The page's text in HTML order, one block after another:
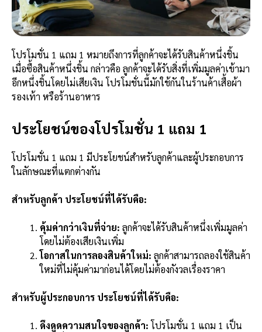
โปรโมชั่น 1 แถม 1 หมายถึงการที่ลูกค้าจะได้รับสินค้าหนึ่งชิ้น
เมื่อซื้อสินค้าหนึ่งชิ้น กล่าวคือ ลูกค้าจะได้รับสิ่งที่เพิ่มมูลค่าเข้ามา
อีกหนึ่งชิ้นโดยไม่เสียเงิน โปรโมชั่นนี้มักใช้กันในร้านค้าเสื้อผ้า
รองเท้า หรือร้านอาหาร
ประโยชน์ของโปรโมชั่น 1 แถม 1
โปรโมชั่น 1 แถม 1 มีประโยชน์สำหรับลูกค้าและผู้ประกอบการ
ในลักษณะที่แตกต่างกัน
สำหรับลูกค้า ประโยชน์ที่ได้รับคือ:
คุ้มค่ากว่าเงินที่จ่าย: ลูกค้าจะได้รับสินค้าหนึ่งเพิ่มมูลค่า
โดยไม่ต้องเสียเงินเพิ่ม
โอกาสในการลองสินค้าใหม่: ลูกค้าสามารถลองใช้สินค้า
ใหม่ที่ไม่คุ้มค่ามาก่อนได้โดยไม่ต้องกังวลเรื่องราคา
สำหรับผู้ประกอบการ ประโยชน์ที่ได้รับคือ:
ดึงดูดความสนใจของลูกค้า: โปรโมชั่น 1 แถม 1 เป็น